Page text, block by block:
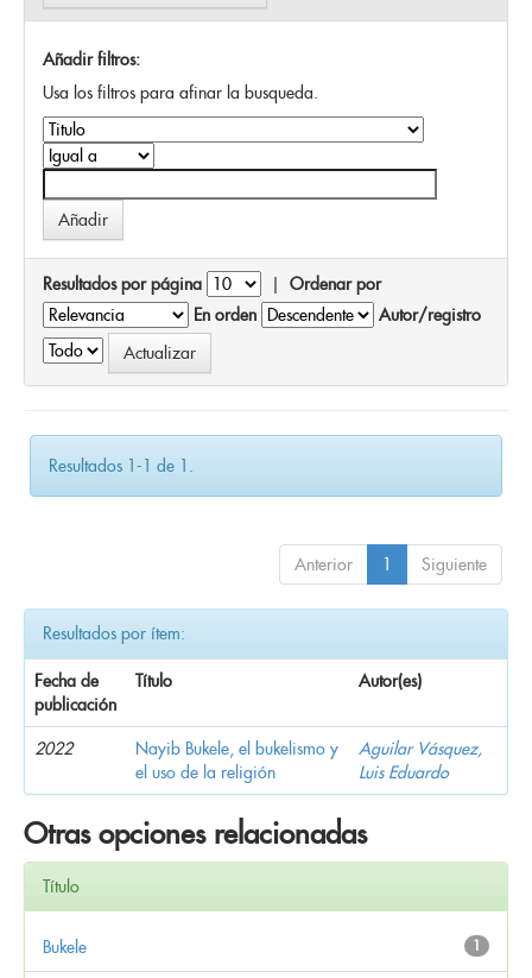
Añadir filtros:
Usa los filtros para afinar la busqueda.
Resultados por página | Ordenar por
En orden
Autor/registro
Resultados 1-1 de 1.
Anterior 1 Siguiente
Resultados por ítem:
Fecha de
publicación
Título Autor(es)
2022
Nayib Bukele, el bukelismo y
el uso de la religión
Aguilar Vásquez,
Luis Eduardo
Otras opciones relacionadas
Título
1
Bukele